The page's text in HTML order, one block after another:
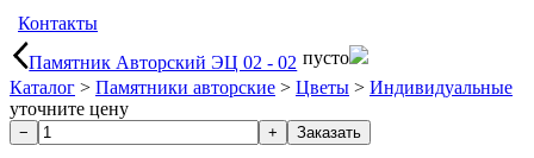
Контакты
Памятник Авторский ЭЦ 02 - 02 пусто
Каталог > Памятники авторские > Цветы > Индивидуальные
уточните цену